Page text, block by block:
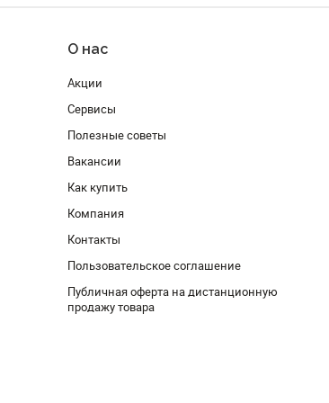
О нас
Акции
Сервисы
Полезные советы
Вакансии
Как купить
Компания
Контакты
Пользовательское соглашение
Публичная оферта на дистанционную
продажу товара